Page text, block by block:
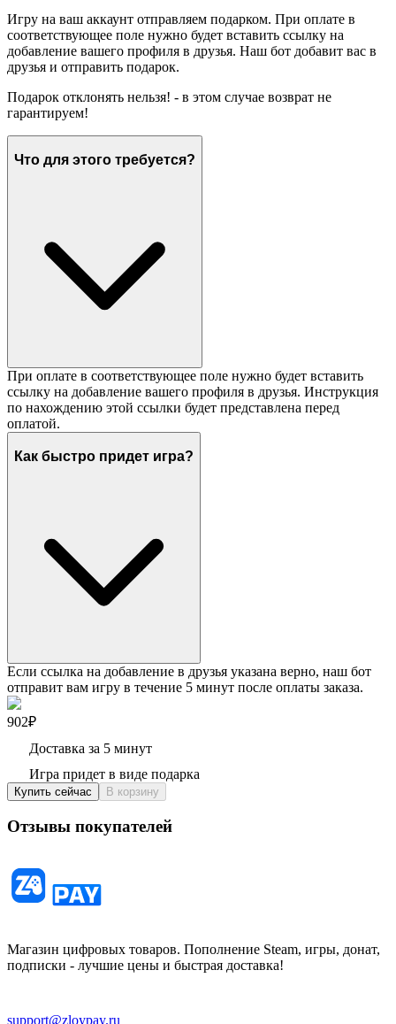
Игру на ваш аккаунт отправляем подарком. При оплате в
соответствующее поле нужно будет вставить ссылку на
добавление вашего профиля в друзья. Наш бот добавит вас в
друзья и отправить подарок.
Подарок отклонять нельзя! - в этом случае возврат не
гарантируем!
Что для этого требуется?
При оплате в соответствующее поле нужно будет вставить
ссылку на добавление вашего профиля в друзья. Инструкция
по нахождению этой ссылки будет представлена перед
оплатой.
Как быстро придет игра?
Если ссылка на добавление в друзья указана верно, наш бот
отправит вам игру в течение 5 минут после оплаты заказа.
902₽
Доставка за 5 минут
Игра придет в виде подарка
Купить сейчас В корзину
Отзывы покупателей
Магазин цифровых товаров. Пополнение Steam, игры, донат,
подписки - лучшие цены и быстрая доставка!
support@zloypay.ru